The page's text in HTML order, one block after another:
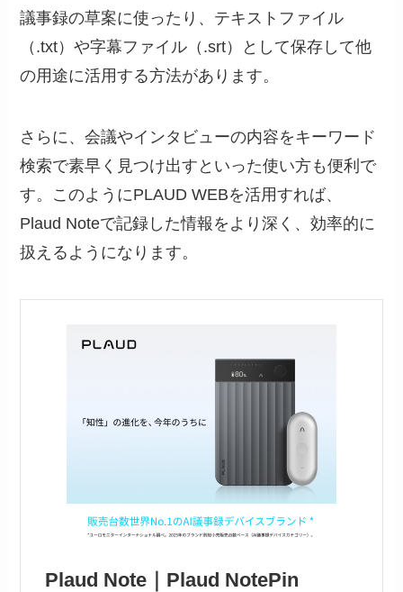
議事録の草案に使ったり、テキストファイル
（.txt）や字幕ファイル（.srt）として保存して他
の用途に活用する方法があります。
さらに、会議やインタビューの内容をキーワード
検索で素早く見つけ出すといった使い方も便利で
す。このようにPLAUD WEBを活用すれば、
Plaud Noteで記録した情報をより深く、効率的に
扱えるようになります。
Plaud Note｜Plaud NotePin